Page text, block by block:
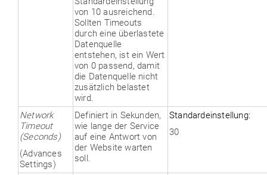
von 10 ausreichend.
Sollten Timeouts
durch eine überlastete
Datenquelle
entstehen, ist ein Wert
von 0 passend, damit
die Datenquelle nicht
zusätzlich belastet
wird.
Network
Timeout
(Seconds)
(Advances
Settings)
Definiert in Sekunden,
wie lange der Service
auf eine Antwort von
der Website warten
soll.
Standardeinstellung:
30